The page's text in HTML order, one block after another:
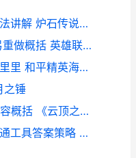
《炉石传说》玛法里奥怒风打法讲解 炉石传说玛洛恩机制
《lol》PBE13.10版本不朽盾弓重做概括 英雄联盟pbe什么时候更新
与平精英海岛出生岛信标在哪里里 和平精英海岛的原型是谁
之锤
《云顶之弈》11.16版本升级内容概括 《云顶之弈》德莱文阵容
《原神》送大家前往海岛的交通工具答案策略 原神送礼npc是什么